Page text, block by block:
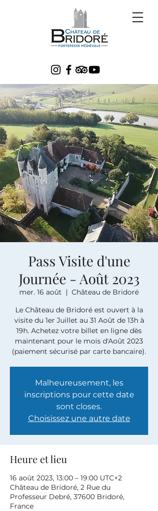
Pass Visite d'une
Journée - Août 2023
mer. 16 août
  |
Château de Bridoré
Le Château de Bridoré est ouvert à la
visite du 1er Juillet au 31 Août de 13h à
19h. Achetez votre billet en ligne dès
maintenant pour le mois d'Août 2023
(paiement sécurisé par carte bancaire).
Malheureusement, les
inscriptions pour cette date
sont closes.
Choisissez une autre date
Heure et lieu
16 août 2023, 13:00 – 19:00 UTC+2
Château de Bridoré, 2 Rue du
Professeur Debré, 37600 Bridoré,
France